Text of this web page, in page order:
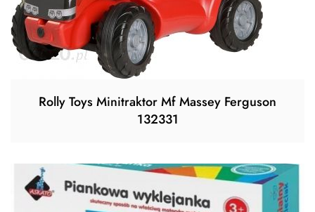
Rolly Toys Minitraktor Mf Massey Ferguson
132331